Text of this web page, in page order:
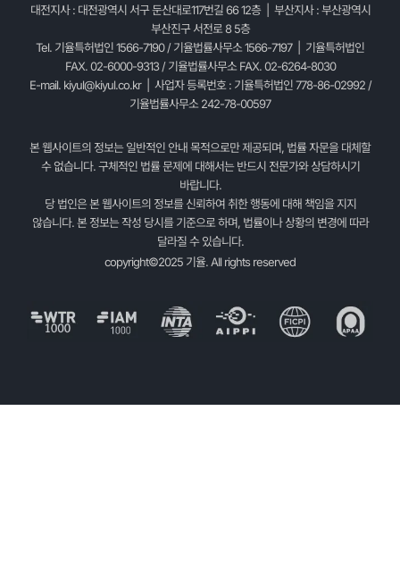
대전지사 : 대전광역시 서구 둔산대로117번길 66 12층 | 부산지사 : 부산광역시
부산진구 서전로 8 5층
Tel. 기율특허법인 1566-7190 / 기율법률사무소 1566-7197 | 기율특허법인
FAX. 02-6000-9313 / 기율법률사무소 FAX. 02-6264-8030
E-mail. kiyul@kiyul.co.kr| 사업자 등록번호 : 기율특허법인 778-86-02992 /
기율법률사무소 242-78-00597
본 웹사이트의 정보는 일반적인 안내 목적으로만 제공되며, 법률 자문을 대체할
수 없습니다. 구체적인 법률 문제에 대해서는 반드시 전문가와 상담하시기
바랍니다.
당 법인은 본 웹사이트의 정보를 신뢰하여 취한 행동에 대해 책임을 지지
않습니다. 본 정보는 작성 당시를 기준으로 하며, 법률이나 상황의 변경에 따라
달라질 수 있습니다.
copyright©2025 기율. All rights reserved